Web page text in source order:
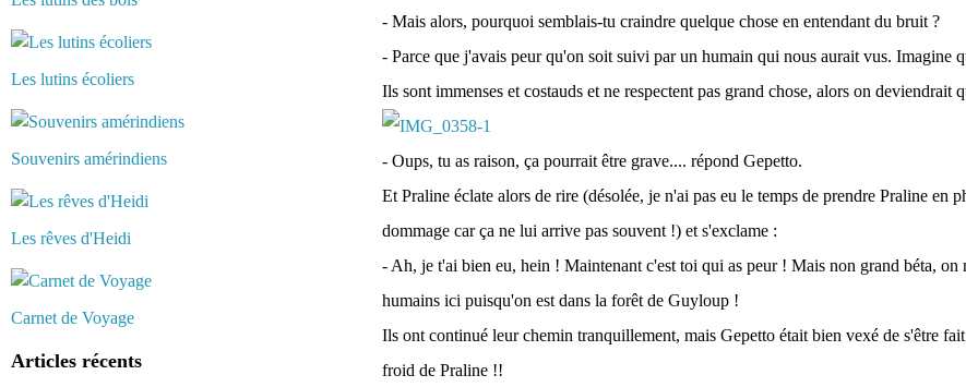
Les lutins écoliers
Souvenirs amérindiens
Les rêves d'Heidi
Carnet de Voyage
Articles récents
- Mais alors, pourquoi semblais-tu craindre quelque chose en entendant du bruit ?
- Parce que j'avais peur qu'on soit suivi par un humain qui nous aurait vus. Imagine
Ils sont immenses et costauds et ne respectent pas grand chose, alors on deviendrait
- Oups, tu as raison, ça pourrait être grave.... répond Gepetto.
Et Praline éclate alors de rire (désolée, je n'ai pas eu le temps de prendre Praline en
dommage car ça ne lui arrive pas souvent !) et s'exclame :
- Ah, je t'ai bien eu, hein ! Maintenant c'est toi qui as peur ! Mais non grand béta, on
humains ici puisqu'on est dans la forêt de Guyloup !
Ils ont continué leur chemin tranquillement, mais Gepetto était bien vexé de s'être
froid de Praline !!